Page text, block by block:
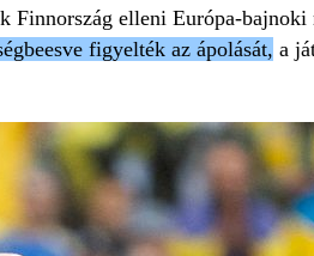
Finnország elleni Európa-
figyelték az ápolását, a